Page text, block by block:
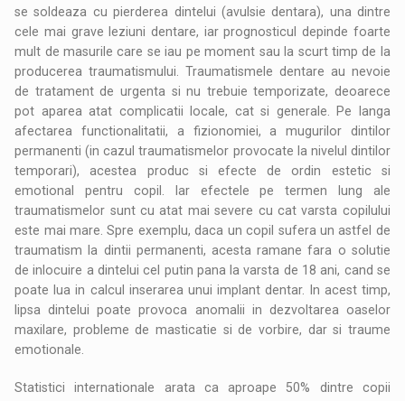
se soldeaza cu pierderea dintelui (avulsie dentara), una dintre
cele mai grave leziuni dentare, iar prognosticul depinde foarte
mult de masurile care se iau pe moment sau la scurt timp de la
producerea traumatismului. Traumatismele dentare au nevoie
de tratament de urgenta si nu trebuie temporizate, deoarece
pot aparea atat complicatii locale, cat si generale. Pe langa
afectarea functionalitatii, a fizionomiei, a mugurilor dintilor
permanenti (in cazul traumatismelor provocate la nivelul dintilor
temporari), acestea produc si efecte de ordin estetic si
emotional pentru copil. Iar efectele pe termen lung ale
traumatismelor sunt cu atat mai severe cu cat varsta copilului
este mai mare. Spre exemplu, daca un copil sufera un astfel de
traumatism la dintii permanenti, acesta ramane fara o solutie
de inlocuire a dintelui cel putin pana la varsta de 18 ani, cand se
poate lua in calcul inserarea unui implant dentar. In acest timp,
lipsa dintelui poate provoca anomalii in dezvoltarea oaselor
maxilare, probleme de masticatie si de vorbire, dar si traume
emotionale.
Statistici internationale arata ca aproape 50% dintre copii